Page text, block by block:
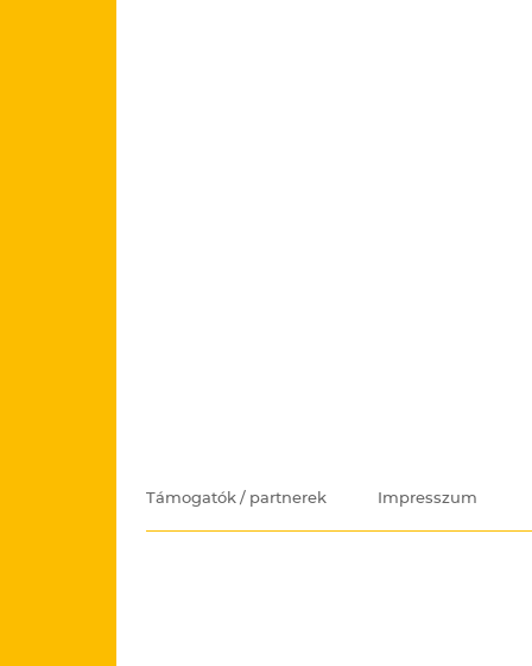
Támogatók / partnerek Impresszum